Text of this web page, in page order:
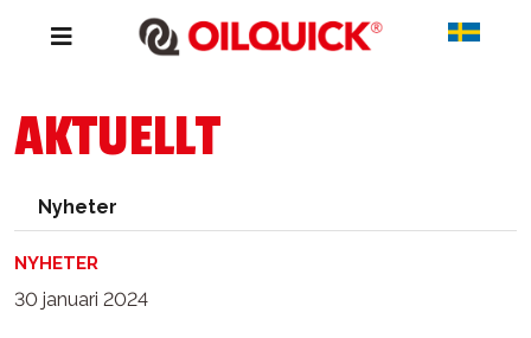
AKTUELLT
Nyheter
NYHETER
30 januari 2024